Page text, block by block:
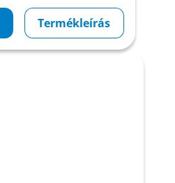
Termékleírás